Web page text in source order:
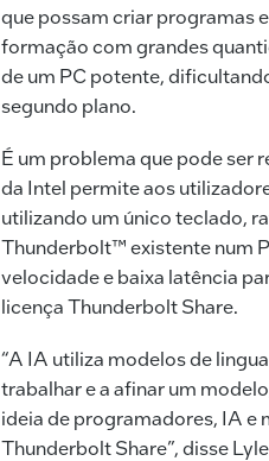
que possam criar programas
formação com grandes
de um PC potente,
segundo plano.
É um problema que pode ser
da Intel permite aos
utilizando um único teclado,
Thunderbolt™ existente num
velocidade e baixa latência
licença Thunderbolt Share.
“A IA utiliza modelos de
trabalhar e a afinar um
ideia de programadores, IA e
Thunderbolt Share”, disse